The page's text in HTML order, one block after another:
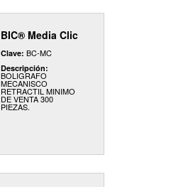
BIC® Media Clic
Clave: BC-MC
Descripción:
BOLIGRAFO
MECANISCO
RETRACTIL MINIMO
DE VENTA 300
PIEZAS.